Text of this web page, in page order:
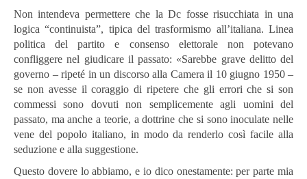
Non intendeva permettere che la Dc fosse risucchiata in una
logica “continuista”, tipica del trasformismo all’italiana. Linea
politica del partito e consenso elettorale non potevano
confliggere nel giudicare il passato: «Sarebbe grave delitto del
governo – ripeté in un discorso alla Camera il 10 giugno 1950 –
se non avesse il coraggio di ripetere che gli errori che si son
commessi sono dovuti non semplicemente agli uomini del
passato, ma anche a teorie, a dottrine che si sono inoculate nelle
vene del popolo italiano, in modo da renderlo così facile alla
seduzione e alla suggestione.
Questo dovere lo abbiamo, e io dico onestamente: per parte mia